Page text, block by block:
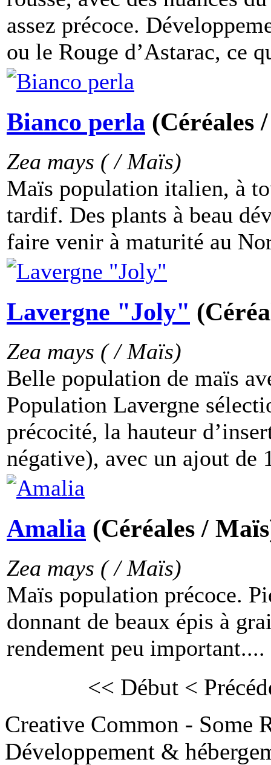
assez précoce.
ou le Rouge d’Astarac, ce
Bianco perla (Céréales
Zea mays ( / Maïs)
Maïs population italien, à
tardif. Des plants à beau
faire venir à maturité au
Lavergne "Joly"
Zea mays ( / Maïs)
Belle population de maïs
Population Lavergne
précocité, la hauteur
négative), avec un ajout de
Amalia (Céréales /
Zea mays ( / Maïs)
Maïs population précoce.
donnant de beaux épis à
rendement peu important....
<< Début <
Creative Common - Some
Développement &